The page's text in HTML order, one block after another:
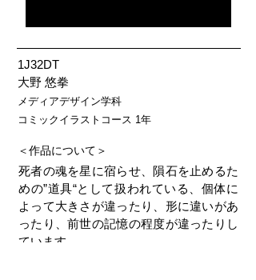
1J32DT
大野 悠拳
メディアデザイン学科
コミックイラストコース 1年
＜作品について＞
死者の魂を星に宿らせ、隕石を止めるた
めの”道具“として扱われている、個体に
よって大きさが違ったり、形に違いがあ
ったり、前世の記憶の程度が違ったりし
ています。